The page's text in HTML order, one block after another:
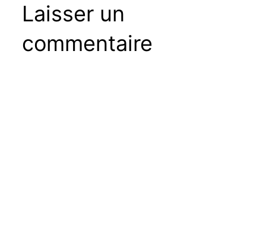
Laisser un
commentaire